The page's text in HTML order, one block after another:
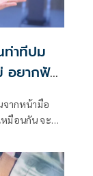
หมือนกัน จะ